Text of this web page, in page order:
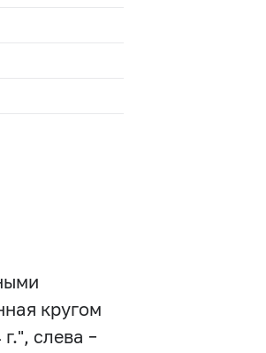
кругом
слева –